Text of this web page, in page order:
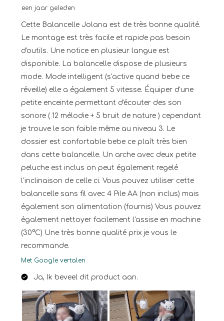
een jaar geleden
Cette Balancelle Jolana est de très bonne qualité.
Le montage est très facile et rapide pas besoin
d'outils. Une notice en plusieur langue est
disponible. La balancelle dispose de plusieurs
mode. Mode intelligent (s'active quand bebe ce
réveille) elle a également 5 vitesse. Équiper d'une
petite enceinte permettant d'écouter des son
sonore ( 12 mélodie + 5 bruit de nature ) cependant
je trouve le son faible même au niveau 3. Le
dossier est confortable bebe ce plaît très bien
dans cette balancelle. Un arche avec deux petite
peluche est inclus on peut également regelé
l'inclinaison de celle ci. Vous pouvez utiliser cette
balancelle sans fil avec 4 Pile AA (non inclus) mais
également son alimentation (fournis) Vous pouvez
également nettoyer facilement l'assise en machine
(30°C) Une très bonne qualité prix je vous le
recommande.
Met Google vertalen
Ja, Ik beveel dit product aan.